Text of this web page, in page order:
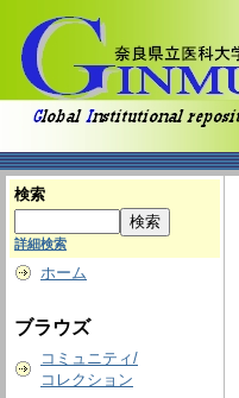
検索
詳細検索
ホーム
ブラウズ
コミュニティ/
コレクション